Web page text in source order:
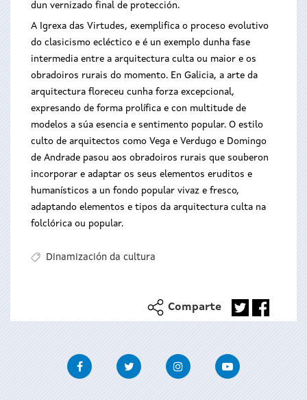
dun vernizado final de protección.
A Igrexa das Virtudes, exemplifica o proceso evolutivo
do clasicismo ecléctico e é un exemplo dunha fase
intermedia entre a arquitectura culta ou maior e os
obradoiros rurais do momento. En Galicia, a arte da
arquitectura floreceu cunha forza excepcional,
expresando de forma prolífica e con multitude de
modelos a súa esencia e sentimento popular. O estilo
culto de arquitectos como Vega e Verdugo e Domingo
de Andrade pasou aos obradoiros rurais que souberon
incorporar e adaptar os seus elementos eruditos e
humanísticos a un fondo popular vivaz e fresco,
adaptando elementos e tipos da arquitectura culta na
folclórica ou popular.
Dinamización da cultura
Comparte
FacebookTwitter InstagramYoutube